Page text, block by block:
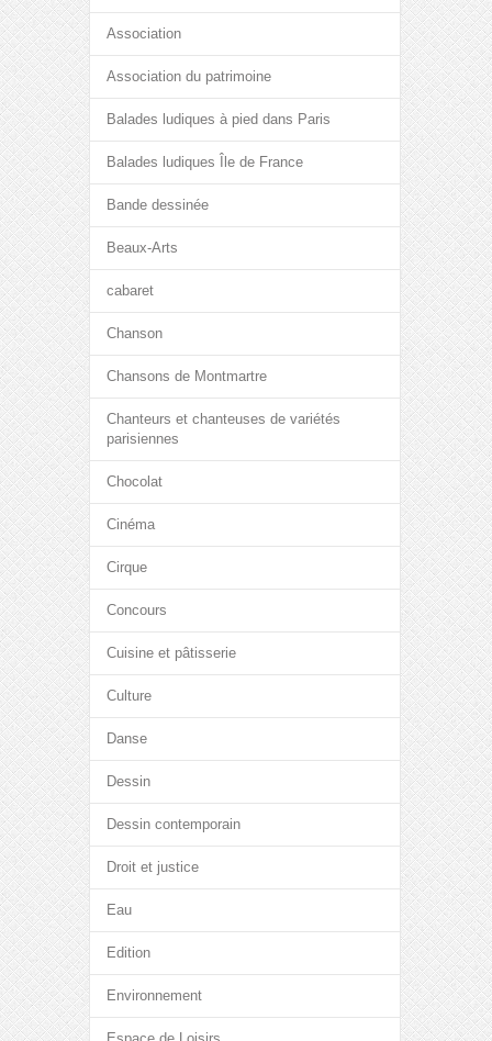
Association
Association du patrimoine
Balades ludiques à pied dans Paris
Balades ludiques Île de France
Bande dessinée
Beaux-Arts
cabaret
Chanson
Chansons de Montmartre
Chanteurs et chanteuses de variétés
parisiennes
Chocolat
Cinéma
Cirque
Concours
Cuisine et pâtisserie
Culture
Danse
Dessin
Dessin contemporain
Droit et justice
Eau
Edition
Environnement